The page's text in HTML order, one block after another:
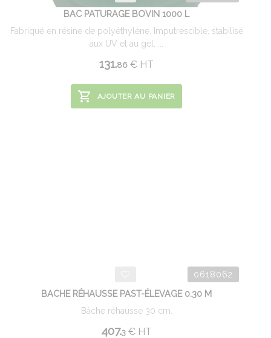
BAC PATURAGE BOVIN 1000 L
Fabriqué en résine de polyéthylène. Imputrescible, stabilisé
aux UV et au gel. ...
131.86 € HT
AJOUTER AU PANIER
0618062
BACHE RÉHAUSSE PAST-ÉLEVAGE 0.30 M
Bâche réhausse 30 cm.
407.3 € HT